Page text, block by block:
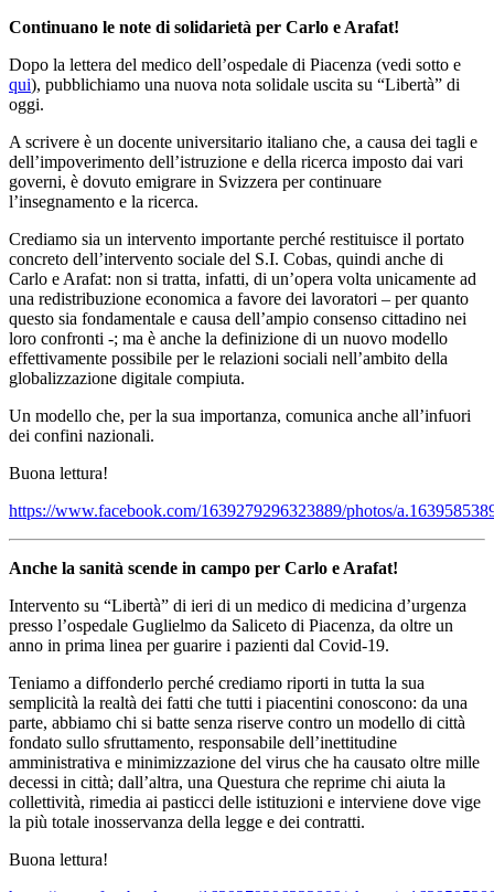
Continuano le note di solidarietà per Carlo e Arafat!
Dopo la lettera del medico dell’ospedale di Piacenza (vedi sotto e
qui), pubblichiamo una nuova nota solidale uscita su “Libertà” di
oggi.
A scrivere è un docente universitario italiano che, a causa dei tagli e
dell’impoverimento dell’istruzione e della ricerca imposto dai vari
governi, è dovuto emigrare in Svizzera per continuare
l’insegnamento e la ricerca.
Crediamo sia un intervento importante perché restituisce il portato
concreto dell’intervento sociale del S.I. Cobas, quindi anche di
Carlo e Arafat: non si tratta, infatti, di un’opera volta unicamente ad
una redistribuzione economica a favore dei lavoratori – per quanto
questo sia fondamentale e causa dell’ampio consenso cittadino nei
loro confronti -; ma è anche la definizione di un nuovo modello
effettivamente possibile per le relazioni sociali nell’ambito della
globalizzazione digitale compiuta.
Un modello che, per la sua importanza, comunica anche all’infuori
dei confini nazionali.
Buona lettura!
https://www.facebook.com/1639279296323889/photos/
Anche la sanità scende in campo per Carlo e Arafat!
Intervento su “Libertà” di ieri di un medico di medicina d’urgenza
presso l’ospedale Guglielmo da Saliceto di Piacenza, da oltre un
anno in prima linea per guarire i pazienti dal Covid-19.
Teniamo a diffonderlo perché crediamo riporti in tutta la sua
semplicità la realtà dei fatti che tutti i piacentini conoscono: da una
parte, abbiamo chi si batte senza riserve contro un modello di città
fondato sullo sfruttamento, responsabile dell’inettitudine
amministrativa e minimizzazione del virus che ha causato oltre mille
decessi in città; dall’altra, una Questura che reprime chi aiuta la
collettività, rimedia ai pasticci delle istituzioni e interviene dove vige
la più totale inosservanza della legge e dei contratti.
Buona lettura!